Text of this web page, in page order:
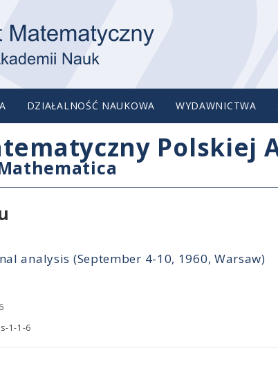
DZIAŁALNOŚĆ NAUKOWA WYDAWNICTWA
Polskiej
analysis (September 4-10, 1960, Warsaw)
1-1-6